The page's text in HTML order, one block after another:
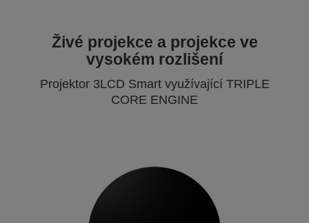
Živé projekce a projekce ve
vysokém rozlišení
Projektor 3LCD Smart využívající TRIPLE
CORE ENGINE